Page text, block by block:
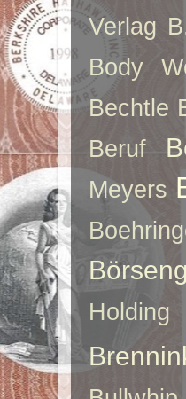
Verlag
Body
Bechtle
Beruf
Meyers
Holding